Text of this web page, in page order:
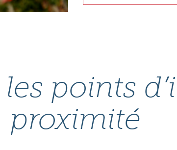
points
proximité